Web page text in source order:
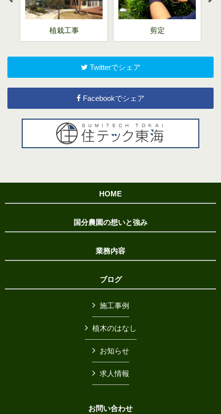
植栽工事 剪定
Twitterでシェア
Facebookでシェア
HOME
国分農園の想いと強み
業務内容
ブログ
施工事例
植木のはなし
お知らせ
求人情報
お問い合わせ